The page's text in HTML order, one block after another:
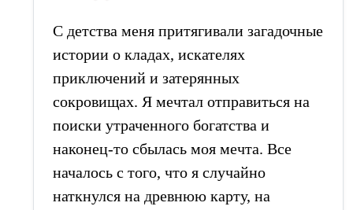
С детства меня притягивали загадочные
истории о кладах, искателях
приключений и затерянных
сокровищах. Я мечтал отправиться на
поиски утраченного богатства и
наконец-то сбылась моя мечта. Все
началось с того, что я случайно
наткнулся на древнюю карту, на